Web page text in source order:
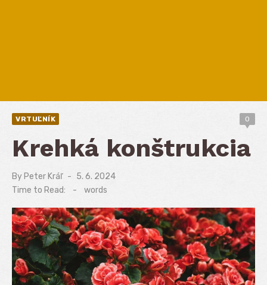
VRTUĽNÍK 0
Krehká konštrukcia
By Peter Kráľ
Posted
on
5. 6. 2024
Time to Read:
- words